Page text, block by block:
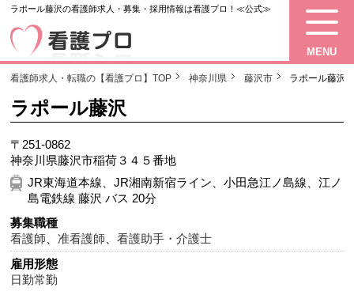
ラポール藤沢の看護師求人・募集・採用情報は看護プロ！≪公式≫
MENU
看護師求人・転職の【看護プロ】TOP 神奈川県 藤沢市 ラポール藤沢
ラポール藤沢
〒251-0862
神奈川県藤沢市稲荷３４５番地
JR東海道本線、JR湘南新宿ライン、小田急江ノ島線、江ノ
島電鉄線 藤沢 バス 20分
募集職種
看護師 、准看護師 、看護助手・介護士
雇用形態
日勤常勤